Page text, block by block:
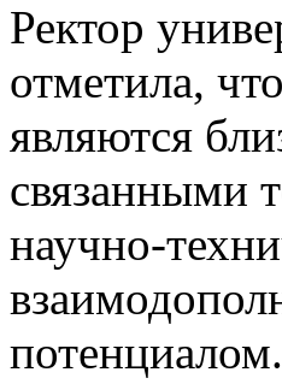
Ректор
отметила,
являются
связанными
научно-